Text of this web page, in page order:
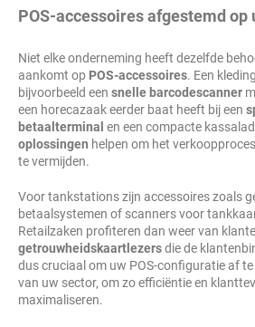
POS-accessoires afgestemd op
Niet elke onderneming heeft dezelfde
aankomt op POS-accessoires. Een
bijvoorbeeld een snelle barcodescanner
een horecazaak eerder baat heeft bij een
betaalterminal en een compacte
oplossingen helpen om het
te vermijden.
Voor tankstations zijn accessoires zoals
betaalsystemen of scanners voor
Retailzaken profiteren dan weer van
getrouwheidskaartlezersdie de
dus cruciaal om uw POS-configuratie af
van uw sector, om zo efficiëntie en
maximaliseren.